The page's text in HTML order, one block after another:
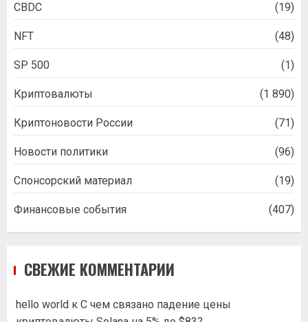
CBDC (19)
NFT (48)
SP 500 (1)
Криптовалюты (1 890)
Криптоновости России (71)
Новости политики (96)
Спонсорский материал (19)
Финансовые события (407)
СВЕЖИЕ КОММЕНТАРИИ
hello world к С чем связано падение цены